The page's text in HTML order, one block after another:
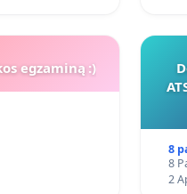
egzaminą :)
8
8
2